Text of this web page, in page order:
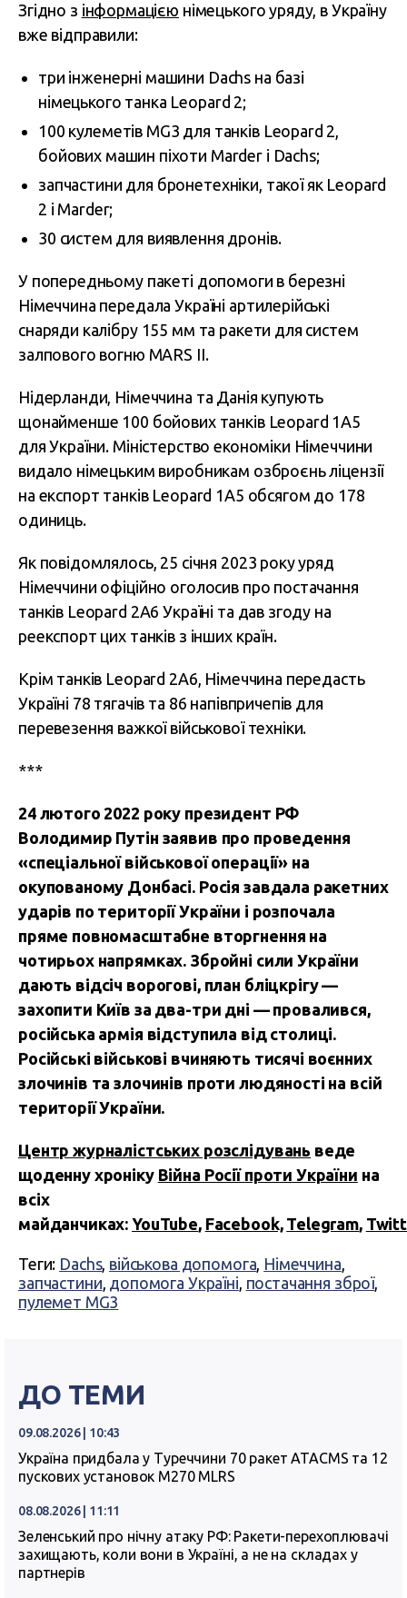
Згідно з інформацією німецького уряду, в Україну
вже відправили:
три інженерні машини Dachs на базі
німецького танка Leopard 2;
100 кулеметів MG3 для танків Leopard 2,
бойових машин піхоти Marder і Dachs;
запчастини для бронетехніки, такої як Leopard
2 і Marder;
30 систем для виявлення дронів.
У попередньому пакеті допомоги в березні
Німеччина передала Україні артилерійські
снаряди калібру 155 мм та ракети для систем
залпового вогню MARS II.
Нідерланди, Німеччина та Данія купують
щонайменше 100 бойових танків Leopard 1A5
для України. Міністерство економіки Німеччини
видало німецьким виробникам озброєнь ліцензії
на експорт танків Leopard 1A5 обсягом до 178
одиниць.
Як повідомлялось, 25 січня 2023 року уряд
Німеччини офіційно оголосив про постачання
танків Leopard 2A6 Україні та дав згоду на
реекспорт цих танків з інших країн.
Крім танків Leopard 2A6, Німеччина передасть
Україні 78 тягачів та 86 напівпричепів для
перевезення важкої військової техніки.
***
24 лютого 2022 року президент РФ
Володимир Путін заявив про проведення
«спеціальної військової операції» на
окупованому Донбасі. Росія завдала ракетних
ударів по території України і розпочала
пряме повномасштабне вторгнення на
чотирьох напрямках. Збройні сили України
дають відсіч ворогові, план бліцкрігу —
захопити Київ за два-три дні — провалився,
російська армія відступила від столиці.
Російські військові вчиняють тисячі воєнних
злочинів та злочинів проти людяності на всій
території України.
Центр журналістських розслідувань веде
щоденну хроніку Війна Росії проти України на
всіх
майданчиках:YouTube, Facebook, Telegram,
Теги: Dachs, військова допомога, Німеччина,
запчастини, допомога Україні, постачання зброї,
пулемет MG3
ДО ТЕМИ
09.08.2026 | 10:43
Україна придбала у Туреччини 70 ракет ATACMS та 12
пускових установок M270 MLRS
08.08.2026 | 11:11
Зеленський про нічну атаку РФ: Ракети-перехоплювачі
захищають, коли вони в Україні, а не на складах у
партнерів